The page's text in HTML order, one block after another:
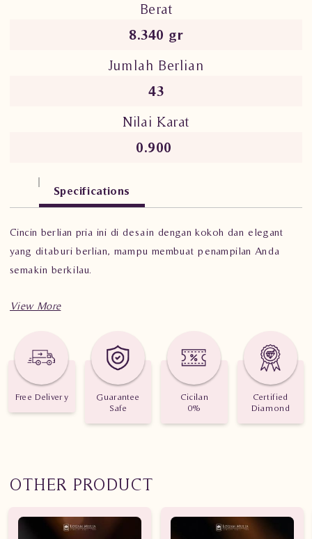
Berat
8.340 gr
Jumlah Berlian
43
Nilai Karat
0.900
Specifications
Cincin berlian pria ini di desain dengan kokoh dan elegant
yang ditaburi berlian, mampu membuat penampilan Anda
semakin berkilau.
Berat: 8.340 gram
Jumlah Berlian: 43 buah
Free Delivery
Guarantee
Safe
Cicilan
0%
Certified
Diamond
OTHER PRODUCT